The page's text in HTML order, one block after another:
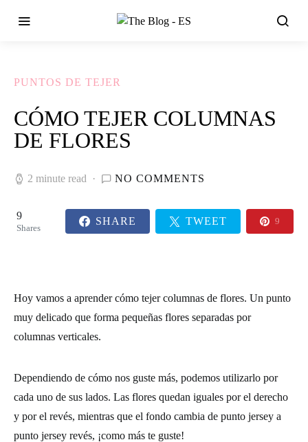
PUNTOS DE TEJER
CÓMO TEJER COLUMNAS
DE FLORES
2 minute read NO COMMENTS
9
Shares
SHARE TWEET 9
Hoy vamos a aprender cómo tejer columnas de flores. Un punto
muy delicado que forma pequeñas flores separadas por
columnas verticales.
Dependiendo de cómo nos guste más, podemos utilizarlo por
cada uno de sus lados. Las flores quedan iguales por el derecho
y por el revés, mientras que el fondo cambia de punto jersey a
punto jersey revés, ¡como más te guste!